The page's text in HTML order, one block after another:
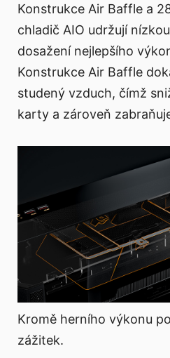
Konstrukce Air Baffle a
chladič AIO udržují
dosažení nejlepšího
Konstrukce Air Baffle
studený vzduch, čímž
karty a zároveň
Kromě herního výkonu
zážitek.